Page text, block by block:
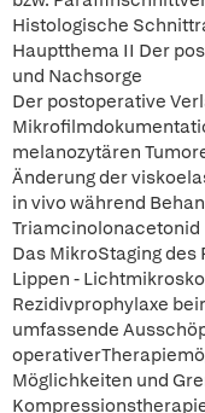
Histologische
Hauptthema II Der
und Nachsorge
Der postoperative
melanozytären
Änderung der
in vivo während
Triamcinolonacetonid
Das MikroStaging
Lippen -
Rezidivprophylaxe
umfassende
Möglichkeiten und